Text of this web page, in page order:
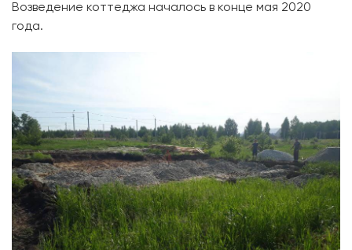
Возведение коттеджа началось в конце мая 2020
года.